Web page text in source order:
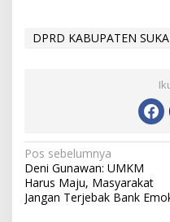
DPRD KABUPATEN
N
a
v
Pos sebelumnya
Deni Gunawan: UMKM
Harus Maju, Masyarakat
Jangan Terjebak Bank